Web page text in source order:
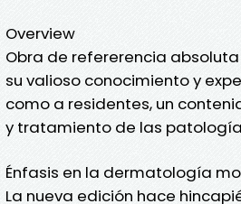
Overview
Obra de refererencia
su valioso conocimiento y
como a residentes, un
y tratamiento de las
Énfasis en la dermatología
La nueva edición hace